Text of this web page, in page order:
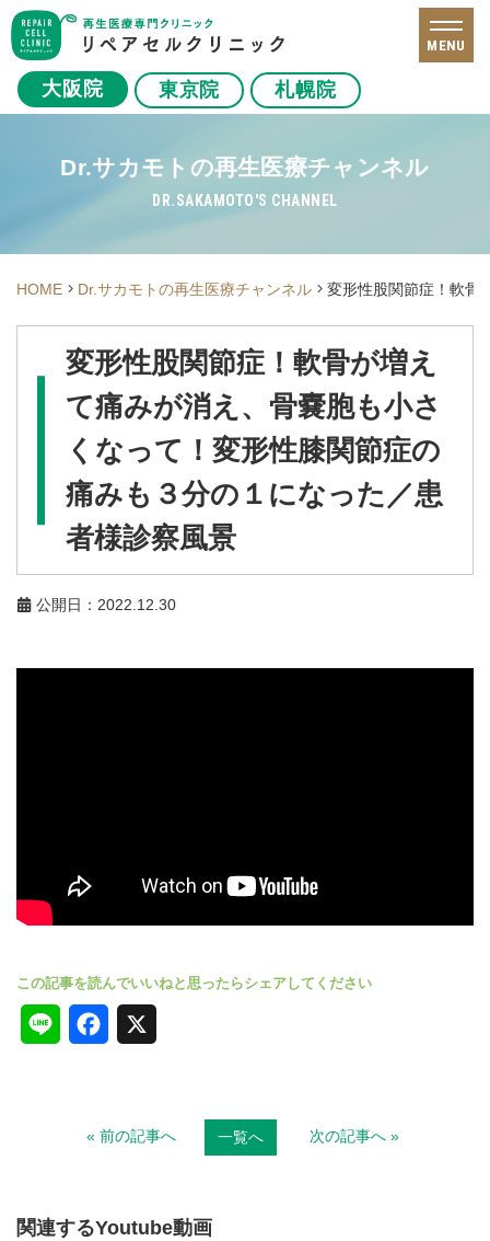
大阪院 東京院 札幌院
MENU
Dr.サカモトの再生医療チャンネル
DR.SAKAMOTO'S CHANNEL
HOME Dr.サカモトの再生医療チャンネル 変形性股関節症！軟骨
変形性股関節症！軟骨が増え
て痛みが消え、骨嚢胞も小さ
くなって！変形性膝関節症の
痛みも３分の１になった／患
者様診察風景
公開日：2022.12.30
e
o
« 前の記事へ 一覧へ 次の記事へ »
関連するYoutube動画